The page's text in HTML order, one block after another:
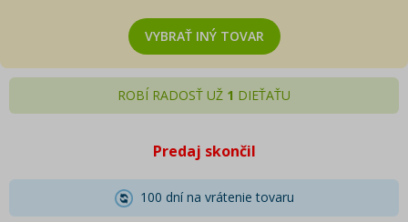
VYBRAŤ INÝ TOVAR
ROBÍ RADOSŤ UŽ 1 DIEŤAŤU
Predaj skončil
100 dní na vrátenie tovaru